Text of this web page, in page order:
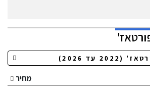
מחיר